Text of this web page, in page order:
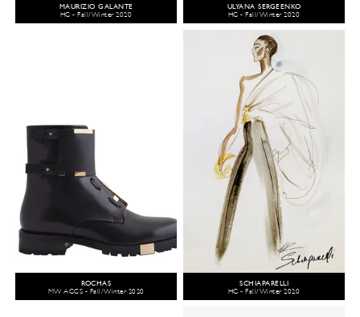
MAURIZIO GALANTE
HC - Fall/Winter 2020
ULYANA SERGEENKO
HC - Fall/Winter 2020
ROCHAS
MW ACCS - Fall/Winter 2020
SCHIAPARELLI
HC - Fall/Winter 2020